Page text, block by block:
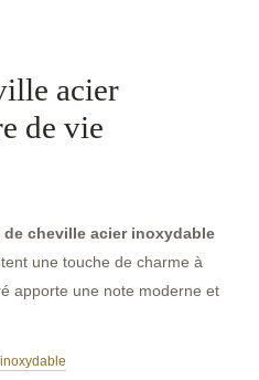
acier
de vie
de cheville acier inoxydable
une touche de charme à
apporte une note moderne et